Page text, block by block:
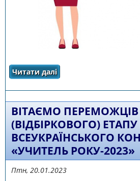
Читати далі
ВІТАЄМО ПЕРЕМОЖЦІВ
(ВІДБІРКОВОГО) ЕТАПУ
ВСЕУКРАЇНСЬКОГО
«УЧИТЕЛЬ РОКУ-2023»
Птн, 20.01.2023